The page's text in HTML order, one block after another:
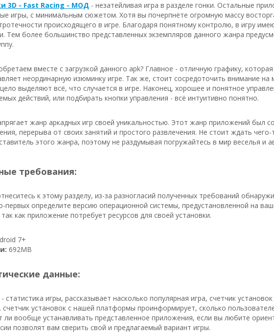
3D - Fast Racing - МОД - незатейливая игра в разделе гонки. Остальные
игры, с минимальным сюжетом. Хотя вы почерпнёте огромную массу
происходящего в игре. Благодаря понятному контролю, в игру
Тем более большинство представленных экземпляров данного жанра
вместе с загрузкой данного apk? Главное - отличную графику,
неординарную изюминку игре. Так же, стоит сосредоточить внимание
выделяют всё, что случается в игре. Наконец, хорошее и понятное
действий, или подбирать кнопки управления - всё интуитивно понятно.
жанр аркадных игр своей уникальностью. Этот жанр приложений был
перерыва от своих занятий и простого развлечения. Не стоит ждать
этого жанра, поэтому не раздумывая погружайтесь в мир веселья и
требования:
к этому разделу, из-за разногласий полученных требований
первых определите версию операционной системы, предустановленной на
как приложение потребует ресурсов для своей установки.
7+
692MB
данные:
статистика игры, рассказывает насколько популярная игра, счетчик
счетчик установок с нашей платформы проинформирует, сколько
ли вообще устанавливать представленное приложения, если вы любите
позволят вам сверить свой и предлагаемый вариант игры.